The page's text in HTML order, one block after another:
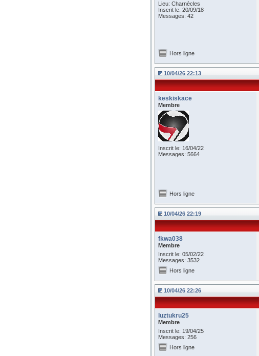
Lieu: Charnècles
Inscrit le: 20/09/18
Messages: 42
Hors ligne
10/04/26 22:13
keskiskace
Membre
Inscrit le: 16/04/22
Messages: 5664
Hors ligne
10/04/26 22:19
fkwa038
Membre
Inscrit le: 05/02/22
Messages: 3532
Hors ligne
10/04/26 22:26
luztukru25
Membre
Inscrit le: 19/04/25
Messages: 256
Hors ligne